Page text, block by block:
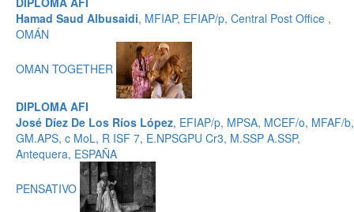
Hamad Saud Albusaidi, MFIAP, EFIAP/p, Central Post Office ,
OMÁN
OMAN TOGETHER
DIPLOMA AFI
José Díez De Los Ríos López, EFIAP/p, MPSA, MCEF/o, MFAF/b,
GM.APS, c MoL, R ISF 7, E.NPSGPU Cr3, M.SSP A.SSP,
Antequera, ESPAÑA
PENSATIVO